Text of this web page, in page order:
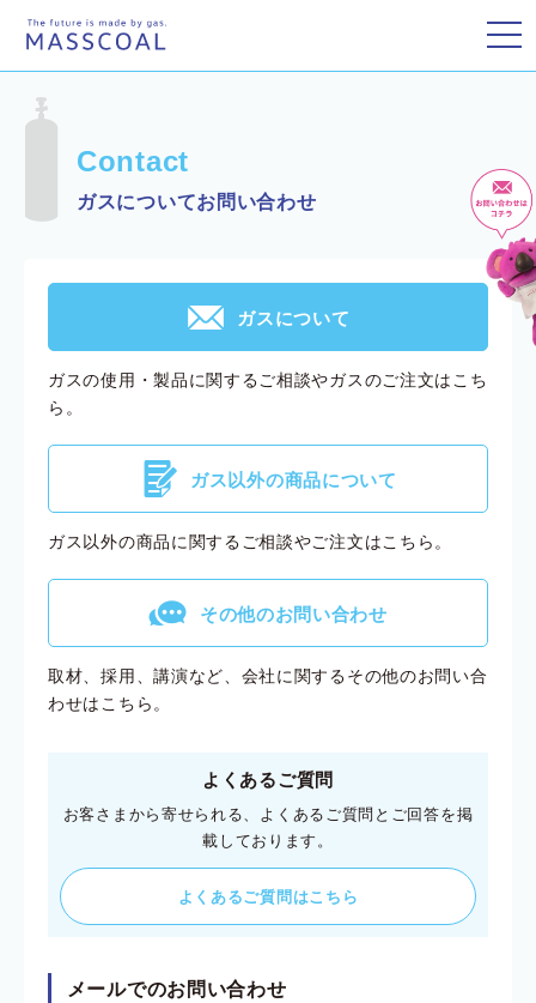
Contact
ガスについてお問い合わせ
F ガスについて
ガスの使用・製品に関するご相談やガスのご注文はこち
ら。
G ガス以外の商品について
ガス以外の商品に関するご相談やご注文はこちら。
g その他のお問い合わせ
取材、採用、講演など、会社に関するその他のお問い合
わせはこちら。
よくあるご質問
お客さまから寄せられる、よくあるご質問とご回答を掲
載しております。
よくあるご質問はこちら
メールでのお問い合わせ